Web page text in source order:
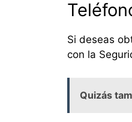
Si deseas
con la
Quizás